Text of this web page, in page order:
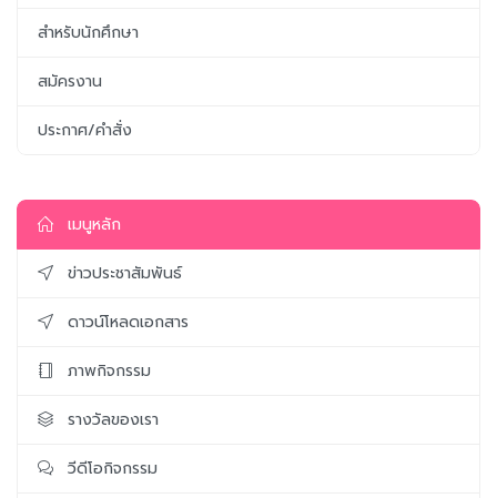
สำหรับนักศึกษา
สมัครงาน
ประกาศ/คำสั่ง
เมนูหลัก
ข่าวประชาสัมพันธ์
ดาวน์โหลดเอกสาร
ภาพกิจกรรม
รางวัลของเรา
วีดีโอกิจกรรม